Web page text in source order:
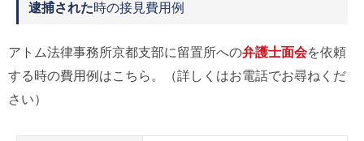
逮捕された時の接見費用例
アトム法律事務所京都支部に留置所への弁護士面会を依頼
する時の費用例はこちら。（詳しくはお電話でお尋ねくだ
さい）